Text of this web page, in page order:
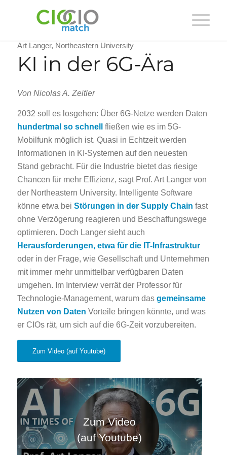
Art Langer, Northeastern University
KI in der 6G-Ära
Von Nicolas A. Zeitler
2032 soll es losgehen: Über 6G-Netze werden Daten
hundertmal so schnell
fließen wie es im 5G-
Mobilfunk möglich ist. Quasi in Echtzeit werden
Informationen in KI-Systemen auf den neuesten
Stand gebracht. Für die Industrie bietet das riesige
Chancen für mehr Effizienz, sagt Prof. Art Langer von
der Northeastern University. Intelligente Software
könne etwa bei Störungen in der Supply Chain fast
ohne Verzögerung reagieren und Beschaffungswege
optimieren. Doch Langer sieht auch
Herausforderungen, etwa für die IT-Infrastruktur
oder in der Frage, wie Gesellschaft und Unternehmen
mit immer mehr unmittelbar verfügbaren Daten
umgehen. Im Interview verrät der Professor für
Technologie-Management, warum das gemeinsame
Nutzen von Daten Vorteile bringen könnte, und was
er CIOs rät, um sich auf die 6G-Zeit vorzubereiten.
Zum Video (auf Youtube)
Zum Video
(auf Youtube)